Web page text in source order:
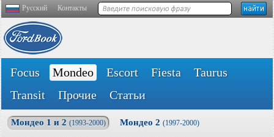
Русский Контакты
Focus Mondeo Escort Fiesta
Taurus
Transit
Прочие Статьи
Мондео 1 и 2 (1993-2000) Мондео 2 (1997-2000)